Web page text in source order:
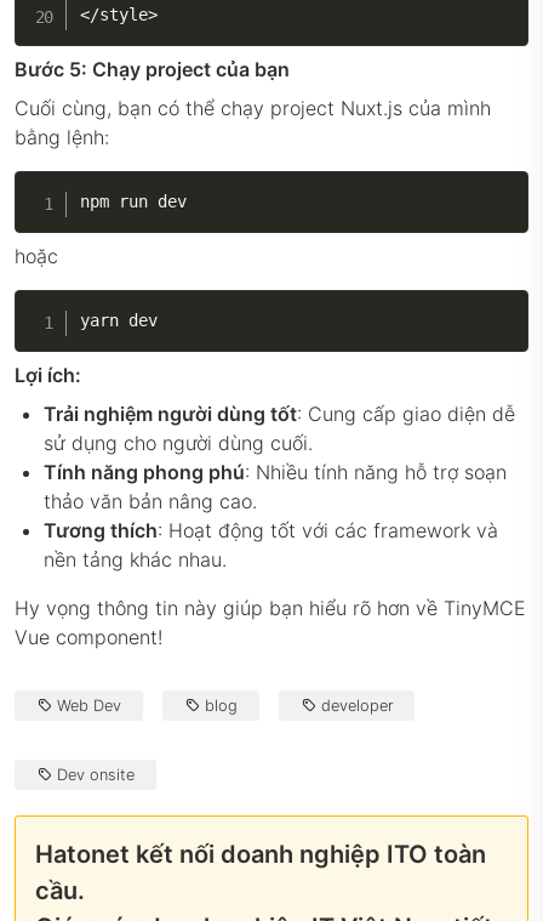
</style>
Bước 5: Chạy project của bạn
Cuối cùng, bạn có thể chạy project Nuxt.js của mình
bằng lệnh:
hoặc
yarn dev
Lợi ích:
Trải nghiệm người dùng tốt: Cung cấp giao diện dễ
sử dụng cho người dùng cuối.
Tính năng phong phú: Nhiều tính năng hỗ trợ soạn
thảo văn bản nâng cao.
Tương thích: Hoạt động tốt với các framework và
nền tảng khác nhau.
Hy vọng thông tin này giúp bạn hiểu rõ hơn về TinyMCE
Vue component!
Web Dev blog developer
Dev onsite
Hatonet kết nối doanh nghiệp ITO toàn
cầu.